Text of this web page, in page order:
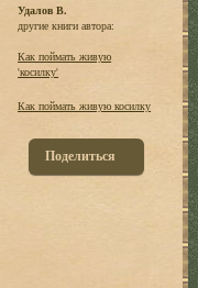
Удалов В.
другие книги автора:
Как поймать живую
'косилку'
Как поймать живую косилку
Поделиться